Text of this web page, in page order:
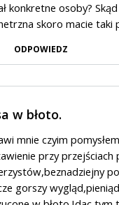
konkretne osoby?
skoro macie taki
ODPOWIEDZ
w błoto.
mnie czyim
przy przejściach
gorszy